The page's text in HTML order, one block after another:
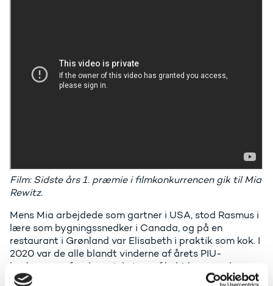
Film: Sidste års 1. præmie i filmkonkurrencen gik til Mia
Rewitz.
Mens Mia arbejdede som gartner i USA, stod Rasmus i
lære som bygningssnedker i Canada, og på en
restaurant i Grønland var Elisabeth i praktik som kok. I
2020 var de alle blandt vinderne af årets PIU-
konkurrence for deres tekst- og filmbidrag om deres
udlandsophold. Nu udskriver Uddannelses- og